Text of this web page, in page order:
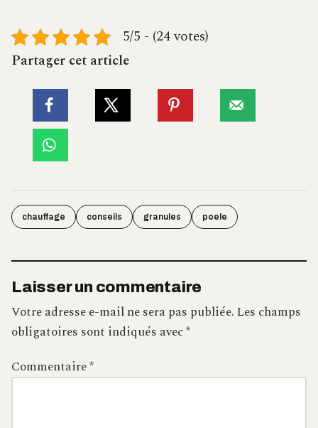
5/5 - (24 votes)
Partager cet article
chauffage conseils granules poele
Laisser un commentaire
Votre adresse e-mail ne sera pas publiée.Les champs
obligatoires sont indiqués avec*
Commentaire*